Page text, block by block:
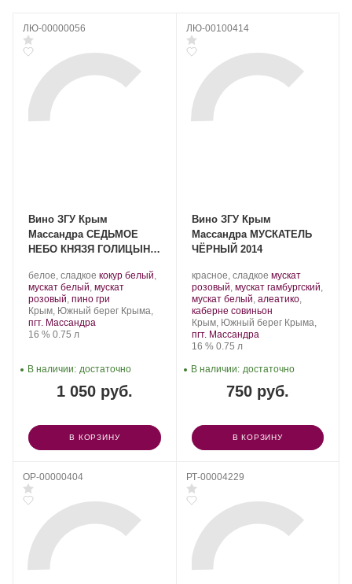
ЛЮ-00000056
Вино ЗГУ Крым
Массандра СЕДЬМОЕ
НЕБО КНЯЗЯ ГОЛИЦЫНА
Производитель:
Массандра.
белое, сладкое .
Сорт
винограда:
кокур белый,
мускат белый, мускат
розовый, пино гри
Регион:
Крым, Южный берег Крыма,
пгт. Массандра
Крепость
16 %. Объем
0.75 л
1 050 руб.
В наличии: достаточно
В КОРЗИНУ
ЛЮ-00100414
Вино ЗГУ Крым
Массандра МУСКАТЕЛЬ
ЧЁРНЫЙ 2014
Производитель:
Массандра.
красное, сладкое .
Сорт
винограда:
мускат
розовый, мускат гамбургский,
мускат белый, алеатико,
каберне совиньон.
Регион:
Крым, Южный берег Крыма,
пгт. Массандра
Крепость
16 %. Объем
0.75 л
750 руб.
В наличии: достаточно
В КОРЗИНУ
OP-00000404 РТ-00004229